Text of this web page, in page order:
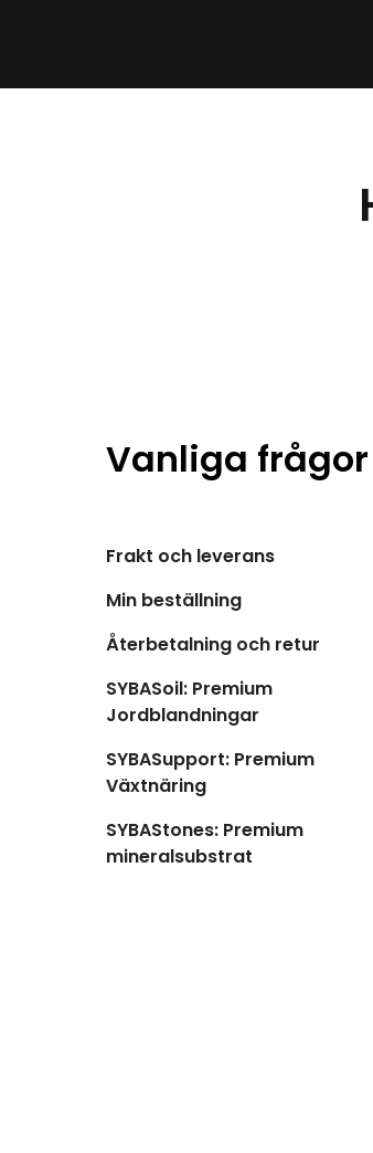
Vanliga frågor
Frakt och leverans
Min beställning
Återbetalning och retur
SYBASoil: Premium
Jordblandningar
SYBASupport: Premium
Växtnäring
SYBAStones: Premium
mineralsubstrat